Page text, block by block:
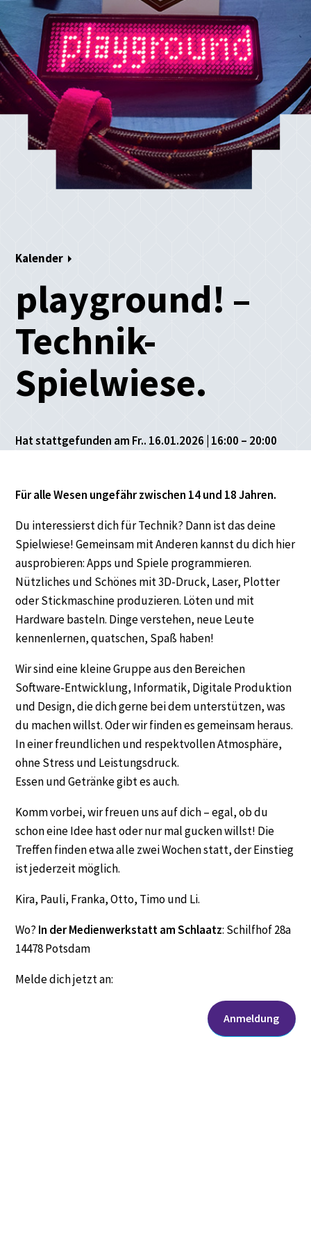
Kalender
playground! –
Technik-
Spielwiese.
Hat stattgefunden am Fr.. 16.01.2026 | 16:00 – 20:00
Für alle Wesen ungefähr zwischen 14 und 18 Jahren.
Du interessierst dich für Technik? Dann ist das deine
Spielwiese! Gemeinsam mit Anderen kannst du dich hier
ausprobieren: Apps und Spiele programmieren.
Nützliches und Schönes mit 3D-Druck, Laser, Plotter
oder Stickmaschine produzieren. Löten und mit
Hardware basteln. Dinge verstehen, neue Leute
kennenlernen, quatschen, Spaß haben!
Wir sind eine kleine Gruppe aus den Bereichen
Software-Entwicklung, Informatik, Digitale Produktion
und Design, die dich gerne bei dem unterstützen, was
du machen willst. Oder wir finden es gemeinsam heraus.
In einer freundlichen und respektvollen Atmosphäre,
ohne Stress und Leistungsdruck.
Essen und Getränke gibt es auch.
Komm vorbei, wir freuen uns auf dich – egal, ob du
schon eine Idee hast oder nur mal gucken willst! Die
Treffen finden etwa alle zwei Wochen statt, der Einstieg
ist jederzeit möglich.
Kira, Pauli, Franka, Otto, Timo und Li.
Wo? In der Medienwerkstatt am Schlaatz: Schilfhof 28a
14478 Potsdam
Melde dich jetzt an:
Anmeldung